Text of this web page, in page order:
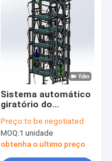
Sistema automático
giratório do
veículo do sistema
SUVs do
estacionamento do
Preço:to be negotiated
MOQ:1 unidade
obtenha o ultimo preço